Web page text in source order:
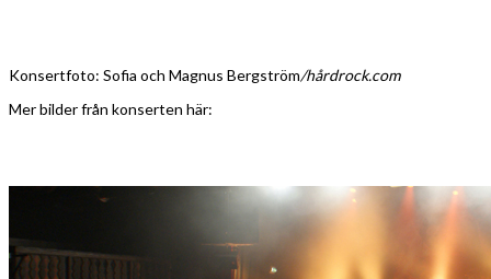
Konsertfoto: Sofia och Magnus Bergström/hårdrock.com
Mer bilder från konserten här: